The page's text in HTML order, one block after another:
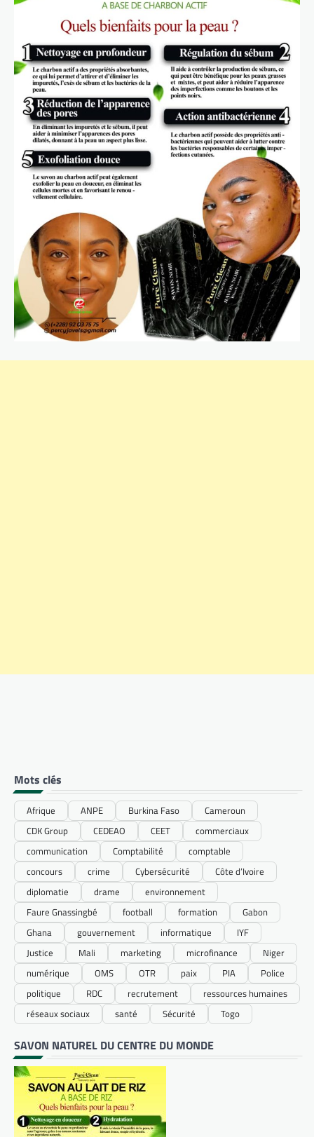
Mots clés
Afrique ANPE Burkina Faso
Cameroun
CDK Group
CEDEAO CEET
commerciaux
communication
Comptabilité
comptable
concours
crime Cybersécurité
Côte d’Ivoire
diplomatie
drame
environnement
Faure Gnassingbé
football formation
Gabon
Ghana
gouvernement informatique
IYF
Justice
Mali marketing microfinance
Niger
numérique
OMS OTR paix PIA
Police
politique
RDC recrutement
ressources humaines
réseaux sociaux
santé Sécurité Togo
SAVON NATUREL DU CENTRE DU MONDE